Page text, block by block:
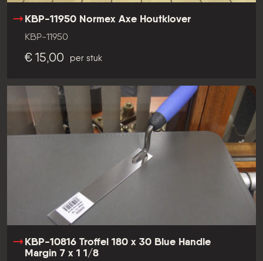
KBP-11950 Normex Axe Houtklover
KBP-11950
€ 15,00 per stuk
KBP-10816 Troffel 180 x 30 Blue Handle
Margin 7 x 1 1/8